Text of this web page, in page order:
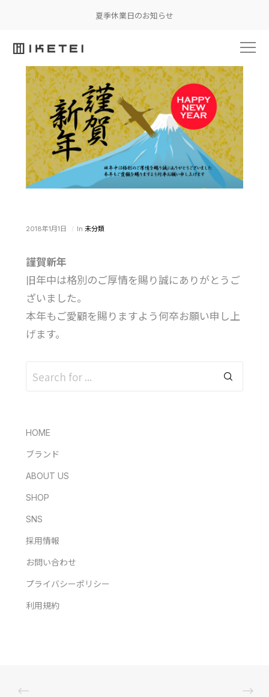
夏季休業日のお知らせ
2018年1月1日 In 未分類
謹賀新年
旧年中は格別のご厚情を賜り誠にありがとうご
ざいました。
本年もご愛顧を賜りますよう何卒お願い申し上
げます。
HOME
ブランド
ABOUT US
SHOP
SNS
採用情報
お問い合わせ
プライバシーポリシー
利用規約